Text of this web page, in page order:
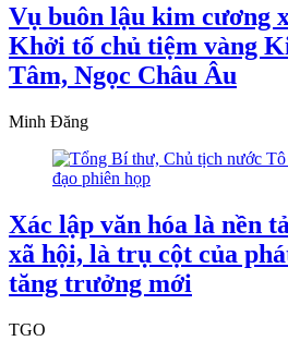
Vụ buôn lậu kim cương
Khởi tố chủ tiệm vàng
Tâm, Ngọc Châu Âu
Minh Đăng
Xác lập văn hóa là nền
xã hội, là trụ cột của
tăng trưởng mới
TGO